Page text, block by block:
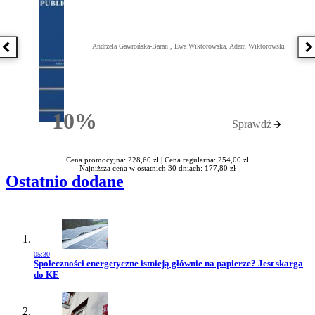
Poprzednia książka
10%Rabatu
Andrzela Gawrońska-Baran , Ewa Wiktorowska, Adam Wiktorowski
Sprawdź
Cena promocyjna: 228,60 zł | Cena regularna: 254,00 zł
Najniższa cena w ostatnich 30 dniach: 177,80 zł
Ostatnio dodane
05:30
Przejdź do artykułu:
Społeczności energetyczne istnieją głównie na papierze? Jest skarga
do KE